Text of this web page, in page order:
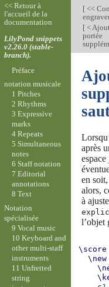
[<<
[<
portée
après
en
alors,
à
l’objet
\score
\new
<< Retour à
l'accueil de la
documentation
LilyPond snippets
v2.26.0 (stable-
branch).
Préface
notation musicale
1 Pitches
2 Rhythms
3 Expressive
marks
4 Repeats
5 Simultaneous
notes
6 Staff notation
7 Editorial
annotations
8 Text
Notation
spécialisée
9 Vocal music
10 Keyboard and
other multi-staff
instruments
11 Unfretted
string